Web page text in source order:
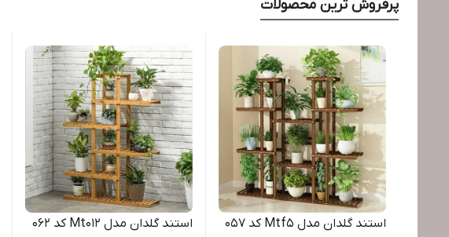
پرفروش ترین محصولات
استند گلدان مدل Mtf5 کد 057 استند گلدان مدل Mt012 کد 062